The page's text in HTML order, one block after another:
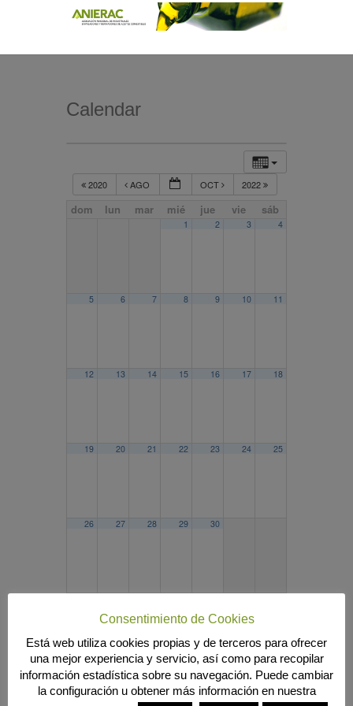
Calendar
2020 AGO OCT 2022
dom lun mar mié jue vie sáb
1 2 3 4
5 6 7 8 9 10 11
12 13 14 15 16 17 18
19 20 21 22 23 24 25
26 27 28 29 30
Búsqueda
MENÚ PRINCIPAL
Consentimiento de Cookies
Está web utiliza cookies propias y de terceros para ofrecer
una mejor experiencia y servicio, así como para recopilar
información estadística sobre su navegación. Puede cambiar
la configuración u obtener más información en nuestra